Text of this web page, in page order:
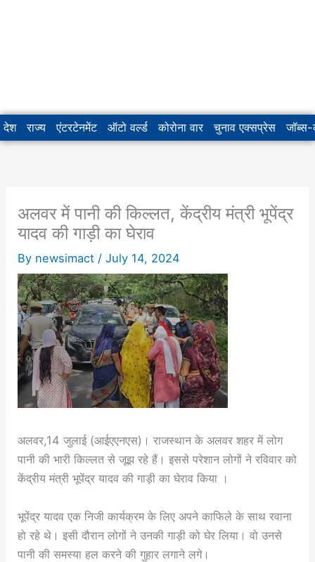
देश राज्य एंटरटेनमेंट ऑटो वर्ल्ड कोरोना वार चुनाव एक्सप्रेस जॉब्स-
अलवर में पानी की किल्लत, केंद्रीय मंत्री भूपेंद्र
यादव की गाड़ी का घेराव
By newsimact /July 14, 2024
अलवर,14 जुलाई (आईएएनएस)। राजस्थान के अलवर शहर में लोग
पानी की भारी किल्लत से जूझ रहे हैं। इससे परेशान लोगों ने रविवार को
केंद्रीय मंत्री भूपेंद्र यादव की गाड़ी का घेराव किया ।
भूपेंद्र यादव एक निजी कार्यक्रम के लिए अपने काफिले के साथ रवाना
हो रहे थे। इसी दौरान लोगों ने उनकी गाड़ी को घेर लिया। वो उनसे
पानी की समस्या हल करने की गुहार लगाने लगे।